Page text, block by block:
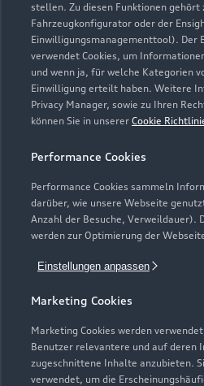
stellen. Zu diesen Funktionen gehört
Fahrzeugkonfigurator oder der
Einwilligungsmanagementtool). Der
verwendet Cookies, um
und wenn ja, für welche Kategorien
Einwilligung erteilt haben. Weitere
Privacy Manager, sowie zu Ihren
können Sie in unserer Cookie
Performance Cookies
Performance Cookies sammeln
darüber, wie unsere Webseite
Anzahl der Besuche, Verweildauer).
werden zur Optimierung der
Einstellungen anpassen
Marketing Cookies
Marketing Cookies werden
Benutzer relevantere und auf deren
zugeschnittene Inhalte anzubieten.
verwendet, um die
Modelle
Alle Modelle
Modelle vergleichen
Elektromodelle
Plug-in-Hybride
Kaufen & leasen
Gebrauchtwagensuche
Gebrauchtwagen
Finanzierung
Aktionen & Angebote
Geschäftskunden
Service & Zubehör
Audi Services
Garantie
Audi digital services
myAudi
Kundenservice
Audi Online Beratung
Über Audi
Unternehmen
Karriere
Investor Relations
Presse & Media Center
© 2026 AUDI AG. Alle Rechte
Impressum Rechtliches